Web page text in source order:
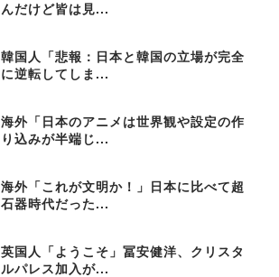
んだけど皆は見...
韓国人「悲報：日本と韓国の立場が完全
に逆転してしま...
海外「日本のアニメは世界観や設定の作
り込みが半端じ...
海外「これが文明か！」日本に比べて超
石器時代だった...
英国人「ようこそ」冨安健洋、クリスタ
ルパレス加入が...